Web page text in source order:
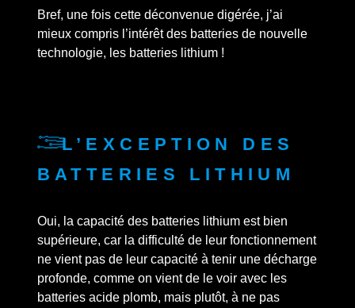
Bref, une fois cette déconvenue digérée, j’ai
mieux compris l’intérêt des batteries de nouvelle
technologie, les batteries lithium !
L’exception des
batteries lithium
Oui, la capacité des batteries lithium est bien
supérieure, car la difficulté de leur fonctionnement
ne vient pas de leur capacité à tenir une décharge
profonde, comme on vient de le voir avec les
batteries acide plomb, mais plutôt, à ne pas